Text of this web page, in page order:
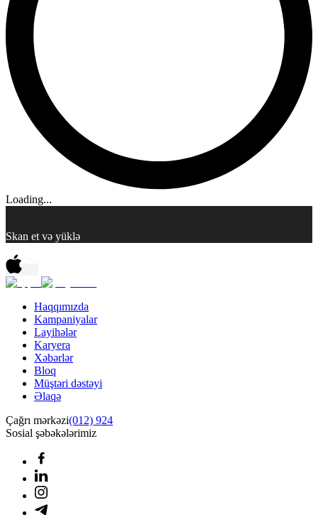
Loading...
Skan et və yüklə
Haqqımızda
Kampaniyalar
Layihələr
Karyera
Xəbərlər
Bloq
Müştəri dəstəyi
Əlaqə
Çağrı mərkəzi(012) 924
Sosial şəbəkələrimiz